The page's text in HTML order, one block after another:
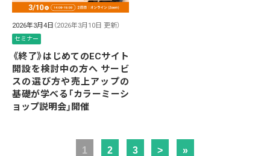
2026年3月4日 （2026年3月10日 更新）
セミナー
《終了》はじめてのECサイト
開設を検討中の方へ サービ
スの選び方や売上アップの
基礎が学べる「カラーミーシ
ョップ説明会」開催
1 2 3 > »